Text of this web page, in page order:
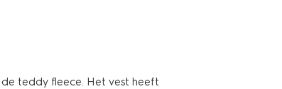
teddy fleece. Het vest heeft